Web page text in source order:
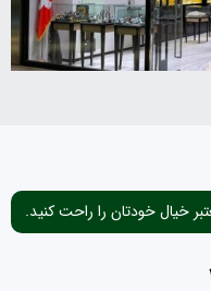
خیال خودتان را راحت کنید.